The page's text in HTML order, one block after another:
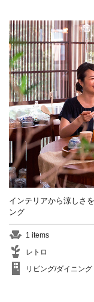
インテリアから涼しさ
ング
1 items
レトロ
リビング/ダイニング